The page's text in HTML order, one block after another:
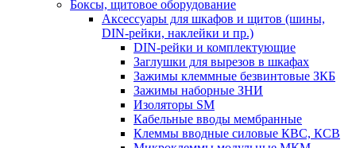
Боксы, щитовое оборудование
Аксессуары для шкафов и щитов (шины,
DIN-рейки, наклейки и пр.)
DIN-рейки и комплектующие
Заглушки для вырезов в шкафах
Зажимы клеммные безвинтовые ЗКБ
Зажимы наборные ЗНИ
Изоляторы SM
Кабельные вводы мембранные
Клеммы вводные силовые КВС, КСВ